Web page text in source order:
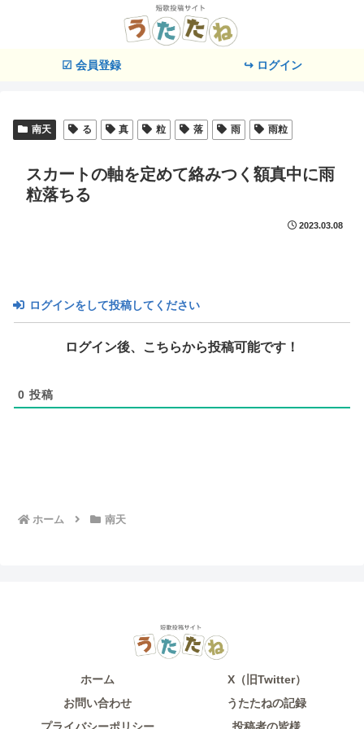
☑ 会員登録 ↪ ログイン
南天 る 真 粒 落 雨 雨粒
スカートの軸を定めて絡みつく額真中に雨
粒落ちる
2023.03.08
ログインをして投稿してください
ログイン後、こちらから投稿可能です！
0 投稿
ホーム 南天
ホーム
X（旧Twitter）
お問い合わせ
うたたねの記録